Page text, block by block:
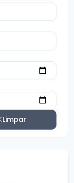
Limpar